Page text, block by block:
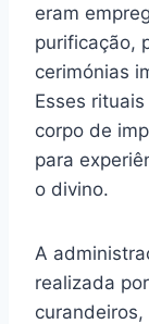
eram
purificação,
cerimónias
Esses
corpo de
para
o divino.
A
realizada